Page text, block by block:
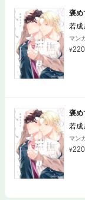
褒め
若成
マン
220
褒め
若成
マン
220